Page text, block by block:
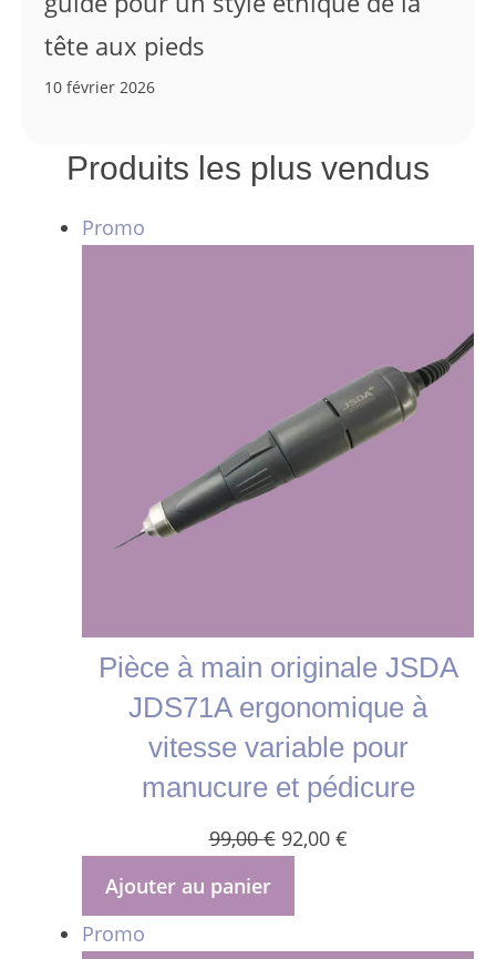
tête aux pieds
10 février 2026
Produits les plus vendus
Promo
Pièce à main originale JSDA
JDS71A ergonomique à
vitesse variable pour
manucure et pédicure
99,00€ Le
92,00 €Le
Ajouter au panier
Promo